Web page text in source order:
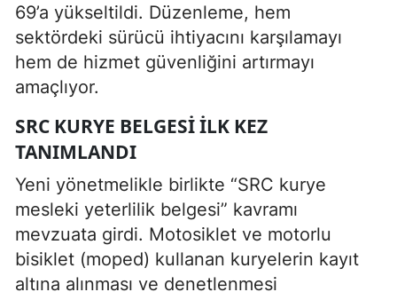
69’a yükseltildi. Düzenleme, hem
sektördeki sürücü ihtiyacını karşılamayı
hem de hizmet güvenliğini artırmayı
amaçlıyor.
SRC KURYE BELGESI İLK KEZ
TANIMLANDI
Yeni yönetmelikle birlikte “SRC kurye
mesleki yeterlilik belgesi” kavramı
mevzuata girdi. Motosiklet ve motorlu
bisiklet (moped) kullanan kuryelerin kayıt
altına alınması ve denetlenmesi